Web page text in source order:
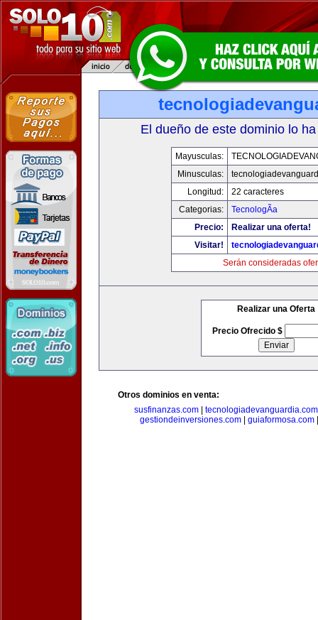
El dueño de este dominio lo
Mayusculas:
Minusculas:
Longitud:
22 caracteres
Categorias:
TecnologÃ­a
Precio:
Realizar una oferta!
Visitar!
Serán consideradas
Realizar una Oferta
Precio Ofrecido $
Otros dominios en venta:
susfinanzas.com| tecnologiadevanguardia.com
gestiondeinversiones.com| guiaformosa.com